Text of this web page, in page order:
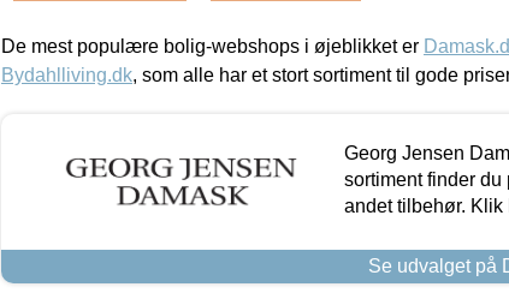
De mest populære bolig-webshops i øjeblikket er
Bydahlliving.dk, som alle har et stort sortiment til gode
Georg Jensen
sortiment finder du
andet tilbehør. Klik
Se udvalget på